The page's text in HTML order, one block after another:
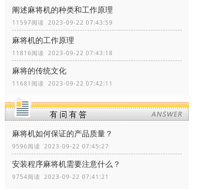
阐述麻将机的种类和工作原理
11597阅读 2023-09-22 07:43:59
麻将机的工作原理
11816阅读 2023-09-22 07:43:18
麻将的传统文化
11681阅读 2023-09-22 07:42:11
麻将机如何保证的产品质量？
9596阅读 2023-09-22 07:45:27
安装程序麻将机需要注意什么？
9754阅读 2023-09-22 07:41:21